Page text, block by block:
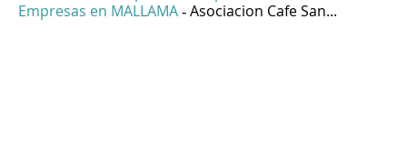
Empresas en MALLAMA - Asociacion Cafe San...